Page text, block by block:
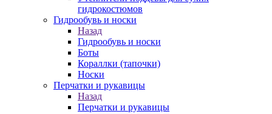
гидрокостюмов
Гидрообувь и носки
Назад
Гидрообувь и носки
Боты
Кораллки (тапочки)
Носки
Перчатки и рукавицы
Назад
Перчатки и рукавицы